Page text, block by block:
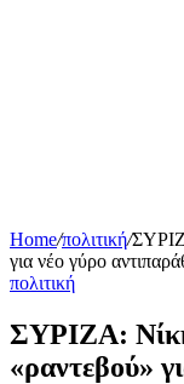
Home/πολιτική/
για νέο γύρο
πολιτική
ΣΥΡΙΖΑ:
«ραντεβού»